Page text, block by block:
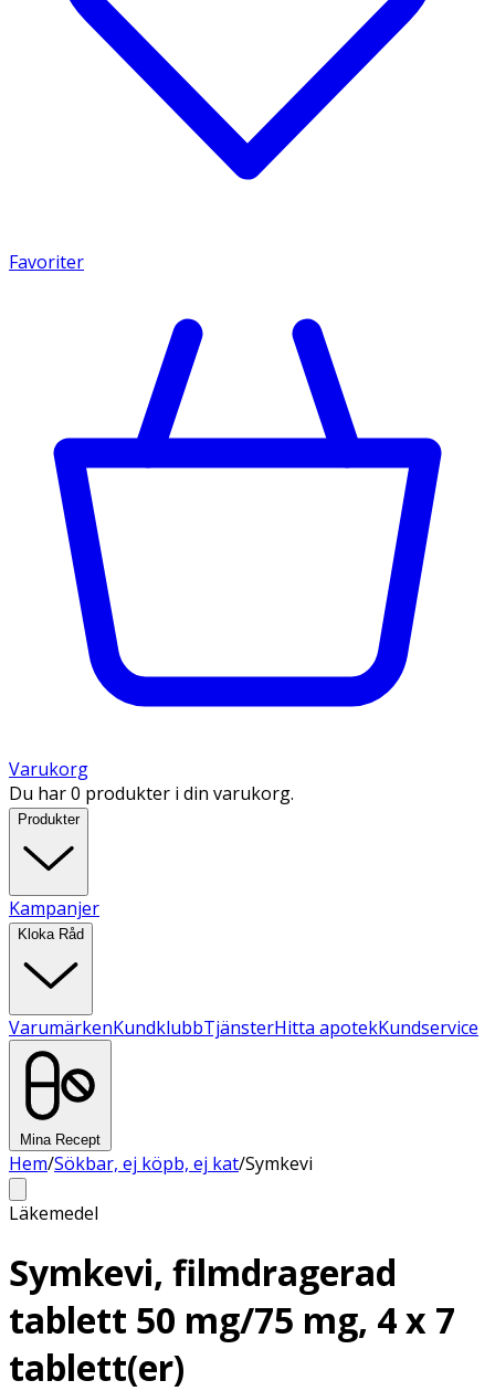
Favoriter
Varukorg
Du har 0 produkter i din varukorg.
Produkter
Kampanjer
Kloka Råd
VarumärkenKundklubbTjänsterHitta apotekKundservice
Mina Recept
Hem/Sökbar, ej köpb, ej kat/Symkevi
Läkemedel
Symkevi, filmdragerad
tablett 50 mg/75 mg, 4 x 7
tablett(er)